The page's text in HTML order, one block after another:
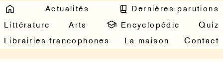
Actualités
Dernières parutions
Littérature
Arts Encyclopédie
Quiz
Librairies francophones
La maison Contact